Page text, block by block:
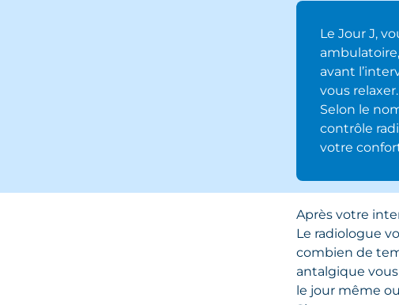
Le Jour J,
avant
vous
Selon le
contrôle
votre
Après votre
Le radiologue
combien de
antalgique
le jour même